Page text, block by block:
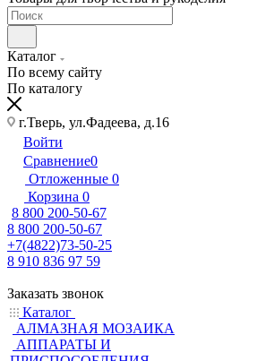
Каталог
По всему сайту
По каталогу
г.Тверь, ул.Фадеева, д.16
Войти
Сравнение0
Отложенные 0
Корзина 0
8 800 200-50-67
8 800 200-50-67
+7(4822)73-50-25
8 910 836 97 59
Заказать звонок
Каталог
АЛМАЗНАЯ МОЗАИКА
АППАРАТЫ И